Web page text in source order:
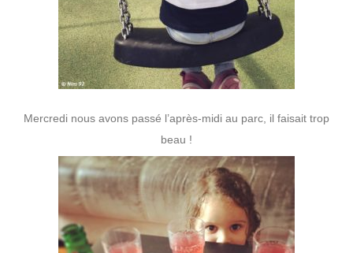
Mercredi nous avons passé l’après-midi au parc, il faisait trop
beau !